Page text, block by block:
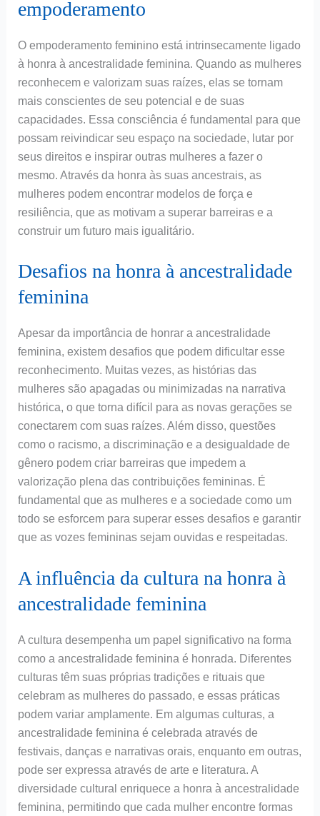
empoderamento
O empoderamento feminino está intrinsecamente ligado
à honra à ancestralidade feminina. Quando as mulheres
reconhecem e valorizam suas raízes, elas se tornam
mais conscientes de seu potencial e de suas
capacidades. Essa consciência é fundamental para que
possam reivindicar seu espaço na sociedade, lutar por
seus direitos e inspirar outras mulheres a fazer o
mesmo. Através da honra às suas ancestrais, as
mulheres podem encontrar modelos de força e
resiliência, que as motivam a superar barreiras e a
construir um futuro mais igualitário.
Desafios na honra à ancestralidade
feminina
Apesar da importância de honrar a ancestralidade
feminina, existem desafios que podem dificultar esse
reconhecimento. Muitas vezes, as histórias das
mulheres são apagadas ou minimizadas na narrativa
histórica, o que torna difícil para as novas gerações se
conectarem com suas raízes. Além disso, questões
como o racismo, a discriminação e a desigualdade de
gênero podem criar barreiras que impedem a
valorização plena das contribuições femininas. É
fundamental que as mulheres e a sociedade como um
todo se esforcem para superar esses desafios e garantir
que as vozes femininas sejam ouvidas e respeitadas.
A influência da cultura na honra à
ancestralidade feminina
A cultura desempenha um papel significativo na forma
como a ancestralidade feminina é honrada. Diferentes
culturas têm suas próprias tradições e rituais que
celebram as mulheres do passado, e essas práticas
podem variar amplamente. Em algumas culturas, a
ancestralidade feminina é celebrada através de
festivais, danças e narrativas orais, enquanto em outras,
pode ser expressa através de arte e literatura. A
diversidade cultural enriquece a honra à ancestralidade
feminina, permitindo que cada mulher encontre formas